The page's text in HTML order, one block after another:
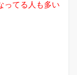
ってる人も多い